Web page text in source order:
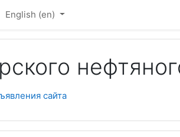
English ‎(en)‎
сайта